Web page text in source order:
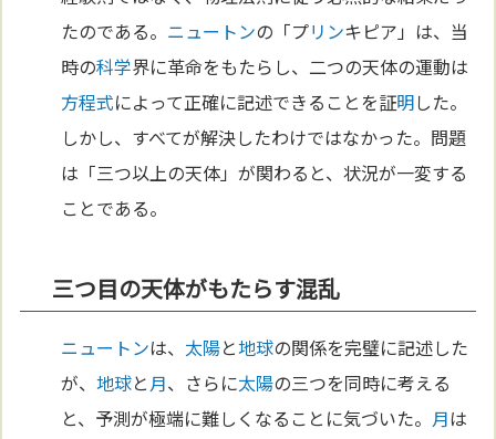
たのである。 ニュートンの「プリンキピア」は、当
時の科学界に革命をもたらし、二つの天体の運動は
方程式によって正確に記述できることを証明した。
しかし、すべてが解決したわけではなかった。問題
は「三つ以上の天体」が関わると、状況が一変する
ことである。
三つ目の天体がもたらす混乱
ニュートンは、 太陽と地球の関係を完璧に記述した
が、地球と月、さらに太陽の三つを同時に考える
と、予測が極端に難しくなることに気づいた。 月は